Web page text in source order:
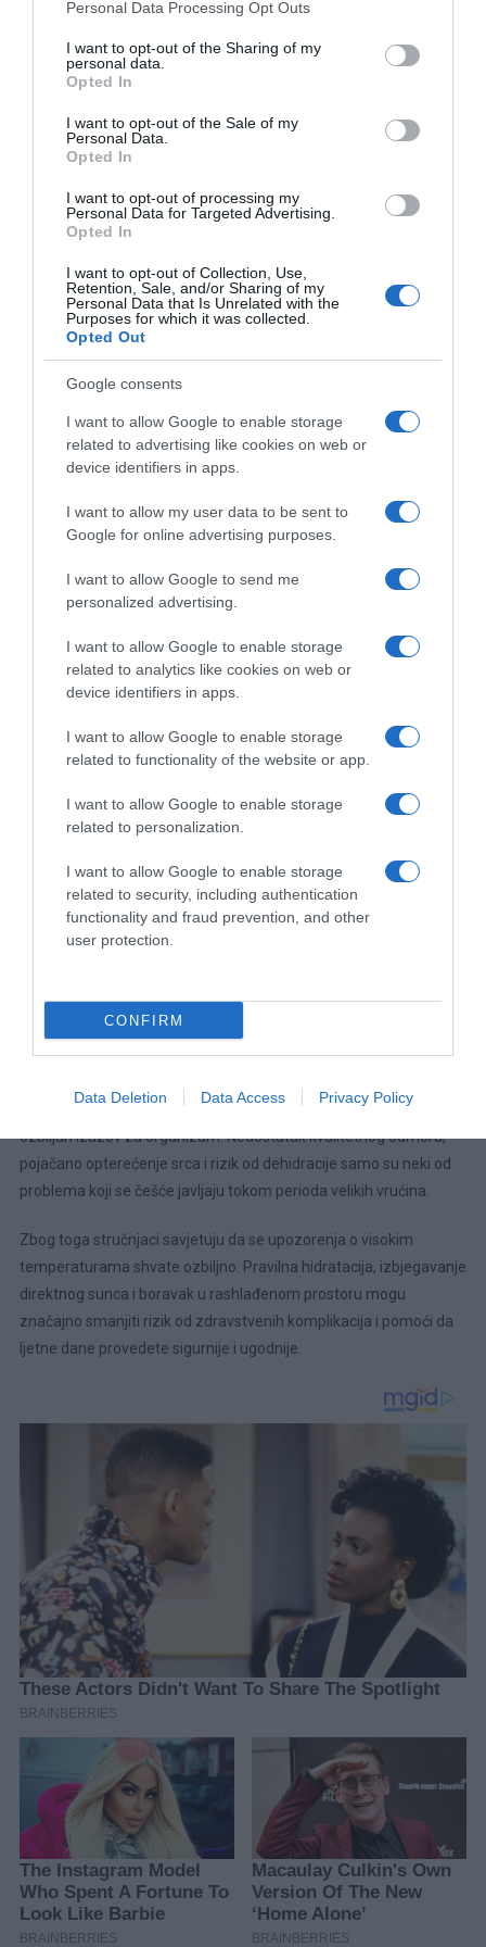
not limited to your visit or usage behaviour. You may click to
grant or deny consent to Google and its third-party tags to
use your data for below specified purposes in below Google
consent section.
Personal Data Processing Opt Outs
I want to opt-out of the Sharing of my
personal data.
Opted In
I want to opt-out of the Sale of my
Personal Data.
Opted In
I want to opt-out of processing my
Personal Data for Targeted Advertising.
Opted In
I want to opt-out of Collection, Use,
Retention, Sale, and/or Sharing of my
Personal Data that Is Unrelated with the
Purposes for which it was collected.
Opted Out
Google consents
I want to allow Google to enable storage
related to advertising like cookies on web or
device identifiers in apps.
I want to allow my user data to be sent to
Google for online advertising purposes.
I want to allow Google to send me
personalized advertising.
I want to allow Google to enable storage
related to analytics like cookies on web or
device identifiers in apps.
I want to allow Google to enable storage
related to functionality of the website or app.
I want to allow Google to enable storage
related to personalization.
I want to allow Google to enable storage
related to security, including authentication
functionality and fraud prevention, and other
user protection.
CONFIRM
Data Deletion Data Access Privacy Policy
jaku glavobolju mučninu povraćanje povišenu tjelesnu
temperaturu slabost i malaksalost razdražljivost
Kod djece se simptomi mogu razviti brže i biti izraženiji nego kod
odraslih osoba. Toplotni udar zahtijeva hitnu reakciju Iako se rjeđe
javlja od sunčanice, toplotni udar predstavlja ozbiljno i
potencijalno opasno stanje koje zahtijeva hitnu medicinsku
pomoć. Najčešće pogađa starije osobe, hronične bolesnike i ljude
koji duže vrijeme borave u pregrijanim prostorijama bez
Simptomi mogu uključivati: veoma visoku tjelesnu
temperaturu ubrzan puls konfuziju i dezorijentaciju izrazitu
slabost gubitak svijesti
pomoć. Rashlađivanje prostora može biti od velike
pomoći Stručnjaci ističu da rashlađivanje životnog prostora može
značajno olakšati podnošenje visokih temperatura, naročito
tokom noći kada je organizmu potreban kvalitetan odmor.
pomoći u smanjenju temperaturnog opterećenja organizma.
Preporučuje se da prelazak iz rashlađene prostorije na visoke
spoljne temperature bude postepen kako bi se izbjegao
temperaturni šok. Kako se zaštititi tokom tropskih noći i velikih
Tokom perioda ekstremno visokih temperatura preporučuje
unos dovoljne količine vode tokom dana izbjegavanje boravka
na direktnom suncu između 11 i 16 sati nošenje lagane i svijetle
rashlađenim prostorijama izbjegavanje težih fizičkih aktivnosti
tokom najvećih vrućina posebna briga o djeci, starijim osobama i
hroničnim bolesnicima
Tropske noći i dugotrajni toplotni talasi mogu predstavljati
ozbiljan izazov za organizam. Nedostatak kvalitetnog odmora,
pojačano opterećenje srca i rizik od dehidracije samo su neki od
problema koji se češće javljaju tokom perioda velikih vrućina.
Zbog toga stručnjaci savjetuju da se upozorenja o visokim
temperaturama shvate ozbiljno. Pravilna hidratacija, izbjegavanje
direktnog sunca i boravak u rashlađenom prostoru mogu
značajno smanjiti rizik od zdravstvenih komplikacija i pomoći da
ljetne dane provedete sigurnije i ugodnije.